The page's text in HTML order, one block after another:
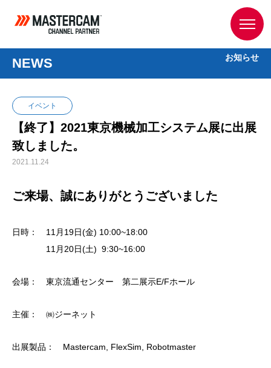
NEWS お知らせ
イベント
【終了】2021東京機械加工システム展に出展
致しました。
2021.11.24
ご来場、誠にありがとうございました
日時： 11月19日(金) 10:00~18:00
11月20日(土) 9:30~16:00
会場： 東京流通センター 第二展示E/Fホール
主催： ㈱ジーネット
出展製品： Mastercam, FlexSim, Robotmaster